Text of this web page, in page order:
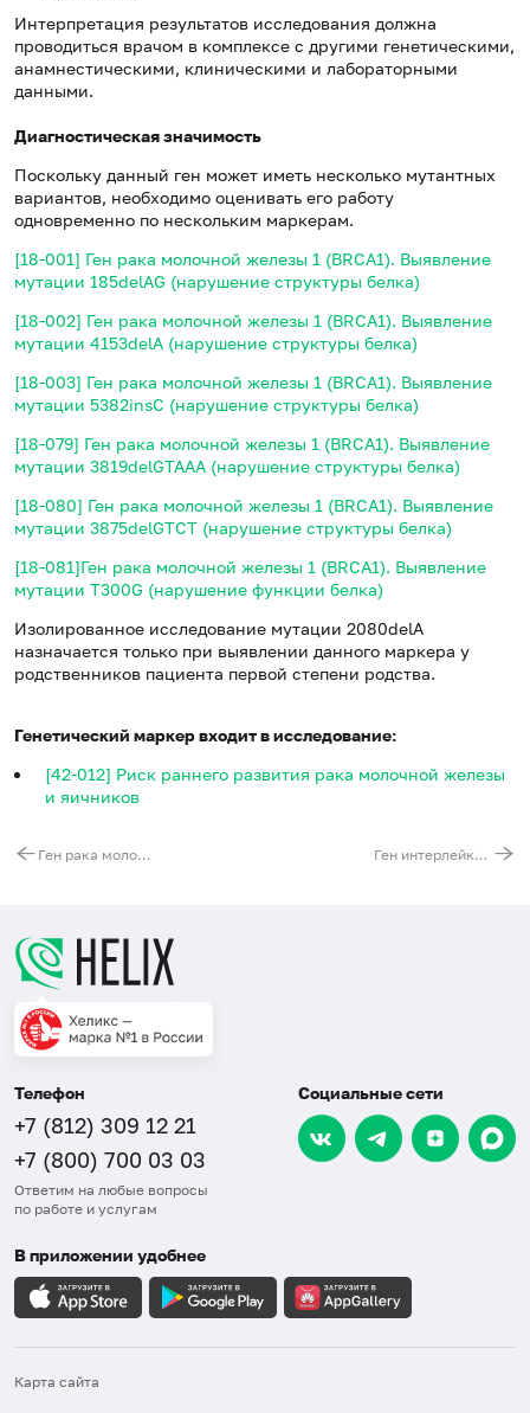
Интерпретация результатов исследования должна
проводиться врачом в комплексе с другими генетическими,
анамнестическими, клиническими и лабораторными
данными.
Диагностическая значимость
Поскольку данный ген может иметь несколько мутантных
вариантов, необходимо оценивать его работу
одновременно по нескольким маркерам.
[18-001] Ген рака молочной железы 1 (BRCA1). Выявление
мутации 185delAG (нарушение структуры белка)
[18-002] Ген рака молочной железы 1 (BRCA1). Выявление
мутации 4153delA (нарушение структуры белка)
[18-003] Ген рака молочной железы 1 (BRCA1). Выявление
мутации 5382insC (нарушение структуры белка)
[18-079] Ген рака молочной железы 1 (BRCA1). Выявление
мутации 3819delGTAAA (нарушение структуры белка)
[18-080] Ген рака молочной железы 1 (BRCA1). Выявление
мутации 3875delGTCT (нарушение структуры белка)
[18-081]Ген рака молочной железы 1 (BRCA1). Выявление
мутации T300G (нарушение функции белка)
Изолированное исследование мутации 2080delA
назначается только при выявлении данного маркера у
родственников пациента первой степени родства.
Генетический маркер входит в исследование:
[42-012] Риск раннего развития рака молочной железы
и яичников
Ген рака молочной железы 1 (BRCA1). Выявление мутации T300G (нарушение функции белка) Ген интерлейкина 28B, II класс цитокиновых рецепторов (IL28B). Выявление мутации g.39743165T>G (rs8099917, регуляторная область гена)
Телефон
+7 (812) 309 12 21
+7 (800) 700 03 03
Ответим на любые вопросы
по работе и услугам
Социальные сети
В приложении удобнее
Карта сайта